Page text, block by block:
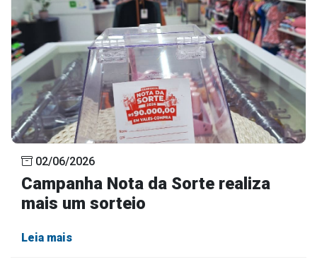
02/06/2026
Campanha Nota da Sorte realiza
mais um sorteio
Leia mais